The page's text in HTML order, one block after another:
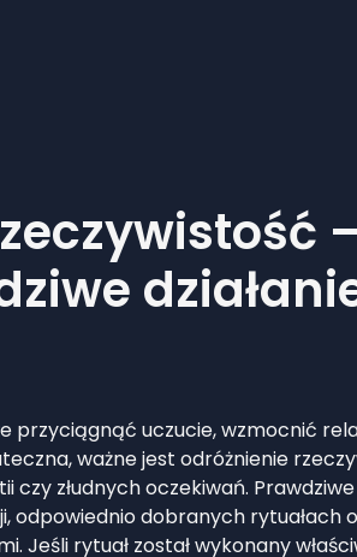
przyciągnąć uczucie, wzmocnić
ważne jest odróżnienie
złudnych oczekiwań. Prawdziwe
odpowiednio dobranych rytuałach
Jeśli rytuał został wykonany